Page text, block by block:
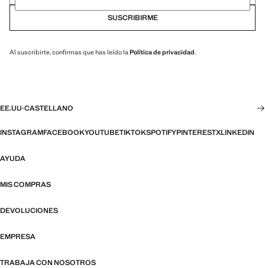
SUSCRIBIRME
Al suscribirte, confirmas que has leído la Política de privacidad.
EE.UU·CASTELLANO
INSTAGRAMFACEBOOKYOUTUBETIKTOKSPOTIFYPINTERESTXLINKEDIN
AYUDA
MIS COMPRAS
DEVOLUCIONES
EMPRESA
TRABAJA CON NOSOTROS